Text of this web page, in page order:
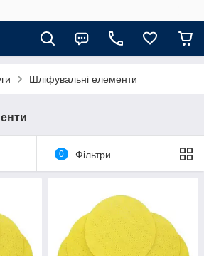
Шліфувальні елементи
0 Фільтри